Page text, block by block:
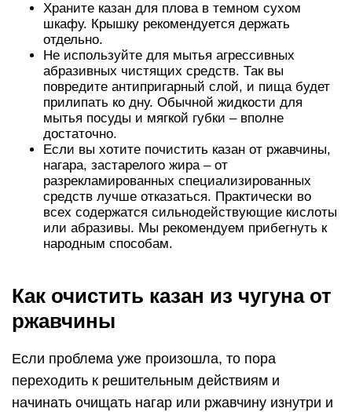
Храните казан для плова в темном сухом
шкафу. Крышку рекомендуется держать
отдельно.
Не используйте для мытья агрессивных
абразивных чистящих средств. Так вы
повредите антипригарный слой, и пища будет
прилипать ко дну. Обычной жидкости для
мытья посуды и мягкой губки – вполне
достаточно.
Если вы хотите почистить казан от ржавчины,
нагара, застарелого жира – от
разрекламированных специализированных
средств лучше отказаться. Практически во
всех содержатся сильнодействующие кислоты
или абразивы. Мы рекомендуем прибегнуть к
народным способам.
Как очистить казан из чугуна от
ржавчины
Если проблема уже произошла, то пора
переходить к решительным действиям и
начинать очищать нагар или ржавчину изнутри и